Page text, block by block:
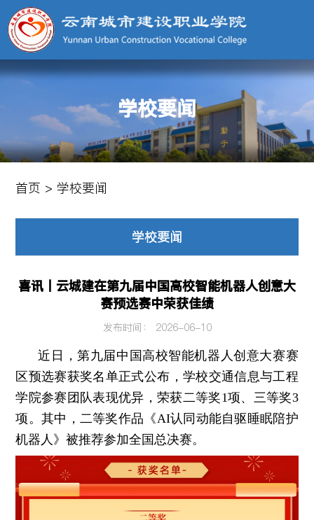
学校要闻
首页 > 学校要闻
学校要闻
喜讯丨云城建在第九届中国高校智能机器人创意大
赛预选赛中荣获佳绩
发布时间： 2026-06-10
近日，第九届中国高校智能机器人创意大赛赛
区预选赛获奖名单正式公布，学校交通信息与工程
学院参赛团队表现优异，荣获二等奖1项、三等奖3
项。其中，二等奖作品《AI认同动能自驱睡眠陪护
机器人》被推荐参加全国总决赛。